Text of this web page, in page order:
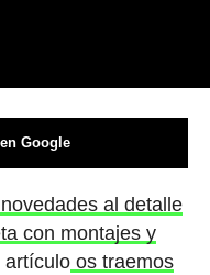
Google
al detalle
con montajes y
artículoos traemos